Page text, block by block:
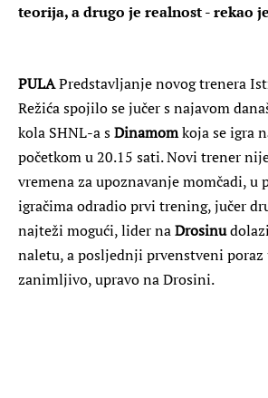
teorija, a drugo je realnost - rekao
PULAPredstavljanje novog trenera
Režića spojilo se jučer s najavom
kola SHNL-a sDinamomkoja se igra
početkom u 20.15 sati. Novi trener
vremena za upoznavanje momčadi, u
igračima odradio prvi trening, jučer
najteži mogući, lider naDrosinu
naletu, a posljednji prvenstveni poraz
zanimljivo, upravo na Drosini.